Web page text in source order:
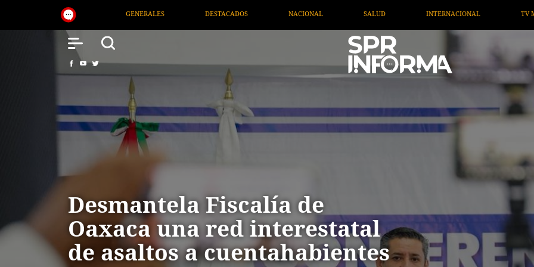
DESTACADOS NACIONAL SALUD INTERNACIONAL TV MIGRANTE INFORMA OPINIÓN
Desmantela Fiscalía de
Oaxaca una red interestatal
de asaltos a cuentahabientes